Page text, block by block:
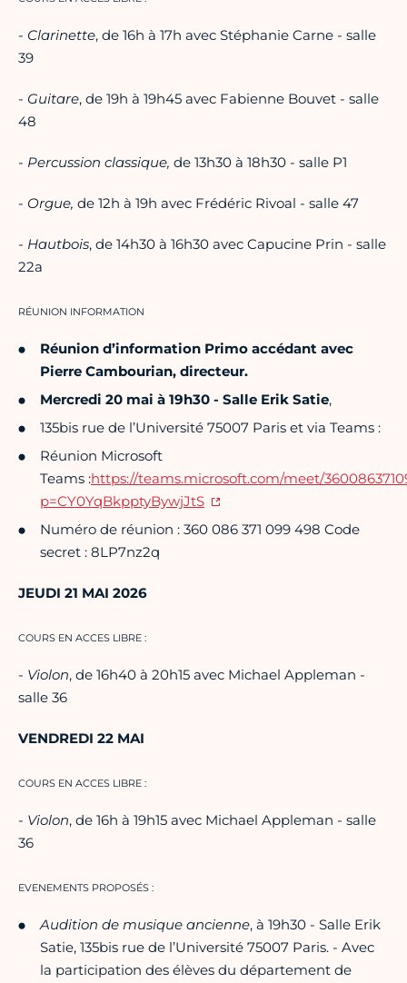
- Clarinette, de 16h à 17h avec Stéphanie Carne - salle
39
- Guitare, de 19h à 19h45 avec Fabienne Bouvet - salle
48
- Percussion classique, de 13h30 à 18h30 - salle P1
- Orgue, de 12h à 19h avec Frédéric Rivoal - salle 47
- Hautbois, de 14h30 à 16h30 avec Capucine Prin - salle
22a
RÉUNION INFORMATION
Réunion d’information Primo accédant avec
Pierre Cambourian, directeur.
Mercredi 20 mai à 19h30 - Salle Erik Satie,
135bis rue de l’Université 75007 Paris et via Teams :
Réunion Microsoft
Teams :https://teams.microsoft.com/meet/
p=CY0YqBkpptyBywjJtS
Numéro de réunion : 360 086 371 099 498 Code
secret : 8LP7nz2q
JEUDI 21 MAI 2026
COURS EN ACCES LIBRE :
- Violon, de 16h40 à 20h15 avec Michael Appleman -
salle 36
VENDREDI 22 MAI
COURS EN ACCES LIBRE :
- Violon, de 16h à 19h15 avec Michael Appleman - salle
36
EVENEMENTS PROPOSÉS :
Audition de musique ancienne, à 19h30 - Salle Erik
Satie, 135bis rue de l’Université 75007 Paris. - Avec
la participation des élèves du département de